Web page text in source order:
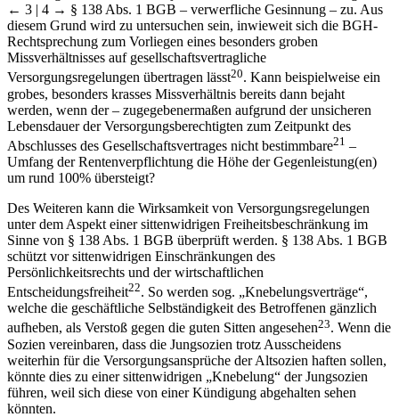
Leistung und Gegenleistung19 in der Regel einen Schluss auf die oft
schwierig zu beweisende subjektive Tatbestandsvoraussetzung des
← 3 | 4 →§ 138 Abs. 1 BGB – verwerfliche Gesinnung – zu. Aus
diesem Grund wird zu untersuchen sein, inwieweit sich die BGH-
Rechtsprechung zum Vorliegen eines besonders groben
Missverhältnisses auf gesellschaftsvertragliche
Versorgungsregelungen übertragen lässt 20. Kann beispielweise ein
grobes, besonders krasses Missverhältnis bereits dann bejaht
werden, wenn der – zugegebenermaßen aufgrund der unsicheren
Lebensdauer der Versorgungsberechtigten zum Zeitpunkt des
Abschlusses des Gesellschaftsvertrages nicht bestimmbare
um rund 100% übersteigt?
Des Weiteren kann die Wirksamkeit von Versorgungsregelungen
unter dem Aspekt einer sittenwidrigen Freiheitsbeschränkung im
Sinne von § 138 Abs. 1 BGB überprüft werden. § 138 Abs. 1 BGB
schützt vor sittenwidrigen Einschränkungen des
Persönlichkeitsrechts und der wirtschaftlichen
Entscheidungsfreiheit
. So werden sog. „Knebelungsverträge“,
welche die geschäftliche Selbständigkeit des Betroffenen gänzlich
aufheben, als Verstoß gegen die guten Sitten angesehen23. Wenn die
Sozien vereinbaren, dass die Jungsozien trotz Ausscheidens
weiterhin für die Versorgungsansprüche der Altsozien haften sollen,
könnte dies zu einer sittenwidrigen „Knebelung“ der Jungsozien